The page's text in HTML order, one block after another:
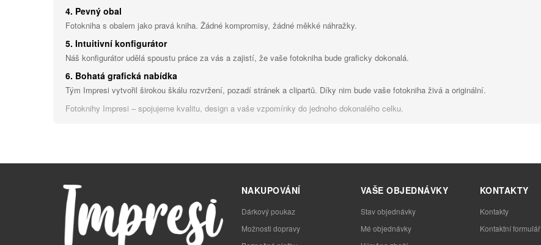
4. Pevný obal
Fotokniha s obalem jako pravá kniha. Žádné kompromisy, žádné měkké náhražky.
5. Intuitivní konfigurátor
Náš konfigurátor udělá spoustu práce za vás a zajistí, že vaše fotokniha bude graficky dokonalá.
6. Bohatá grafická nabídka
Tým Impresi vytvořil širokou škálu rozvržení, pozadí stránek a clipartů. Díky nim bude vaše fotokniha živá a originální.
Fotoknihy Impresi – spojujeme kvalitu, design a vaše vzpomínky do jednoho dokonalého celku.
NAKUPOVÁNÍ
Dárkový poukaz
Možnosti dopravy
VAŠE OBJEDNÁVKY
Stav objednávky
Mé objednávky
KONTAKTY
Kontakty
Kontaktní formulář